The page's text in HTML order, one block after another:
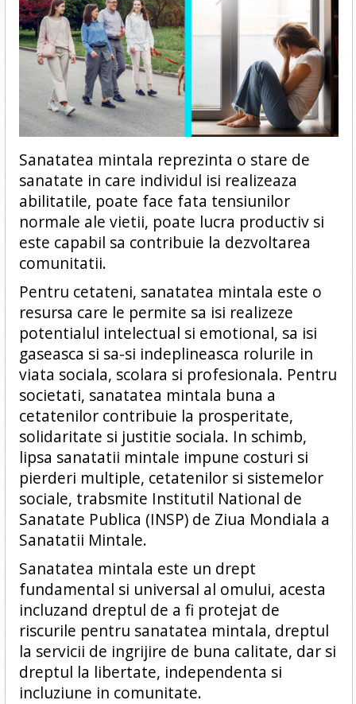
Sanatatea mintala reprezinta o stare de
sanatate in care individul isi realizeaza
abilitatile, poate face fata tensiunilor
normale ale vietii, poate lucra productiv si
este capabil sa contribuie la dezvoltarea
comunitatii.
Pentru cetateni, sanatatea mintala este o
resursa care le permite sa isi realizeze
potentialul intelectual si emotional, sa isi
gaseasca si sa-si indeplineasca rolurile in
viata sociala, scolara si profesionala. Pentru
societati, sanatatea mintala buna a
cetatenilor contribuie la prosperitate,
solidaritate si justitie sociala. In schimb,
lipsa sanatatii mintale impune costuri si
pierderi multiple, cetatenilor si sistemelor
sociale, trabsmite Institutil National de
Sanatate Publica (INSP) de Ziua Mondiala a
Sanatatii Mintale.
Sanatatea mintala este un drept
fundamental si universal al omului, acesta
incluzand dreptul de a fi protejat de
riscurile pentru sanatatea mintala, dreptul
la servicii de ingrijire de buna calitate, dar si
dreptul la libertate, independenta si
incluziune in comunitate.